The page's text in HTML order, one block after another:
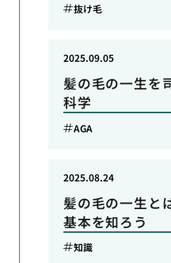
抜け毛
髪の毛の一生を
科学
2025.09.05
AGA
髪の毛の一生と
基本を知ろう
2025.08.24
知識